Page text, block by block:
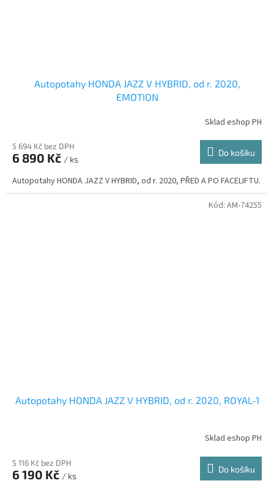
Autopotahy HONDA JAZZ V HYBRID, od r. 2020,
EMOTION
Sklad eshop PH
5 694 Kč bez DPH
6 890 Kč / ks
Do košíku
Autopotahy HONDA JAZZ V HYBRID, od r. 2020, PŘED A PO FACELIFTU.
Autopotahy HONDA JAZZ V HYBRID, od r. 2020, ROYAL-1
Sklad eshop PH
5 116 Kč bez DPH
6 190 Kč / ks
Do košíku
Kód: AM-74255